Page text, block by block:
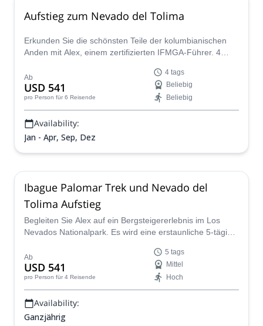
Aufstieg zum Nevado del Tolima
Erkunden Sie die schönsten Teile der kolumbianischen
Anden mit Alex, einem zertifizierten IFMGA-Führer. 4
Nevados Park zu entdecken und den Nevado del Tolima
zu besteigen!
Ab
USD 541
pro Person für 6 Reisende
4 tags
Beliebig
Beliebig
Availability:
Jan - Apr, Sep, Dez
Ibague Palomar Trek und Nevado del
Tolima Aufstieg
Begleiten Sie Alex auf ein Bergsteigererlebnis im Los
Nevados Nationalpark. Es wird eine erstaunliche 5-tägige
einem 5200 m hohen Gipfel, beinhaltet!
Ab
USD 541
pro Person für 4 Reisende
5 tags
Mittel
Hoch
Availability:
Ganzjährig